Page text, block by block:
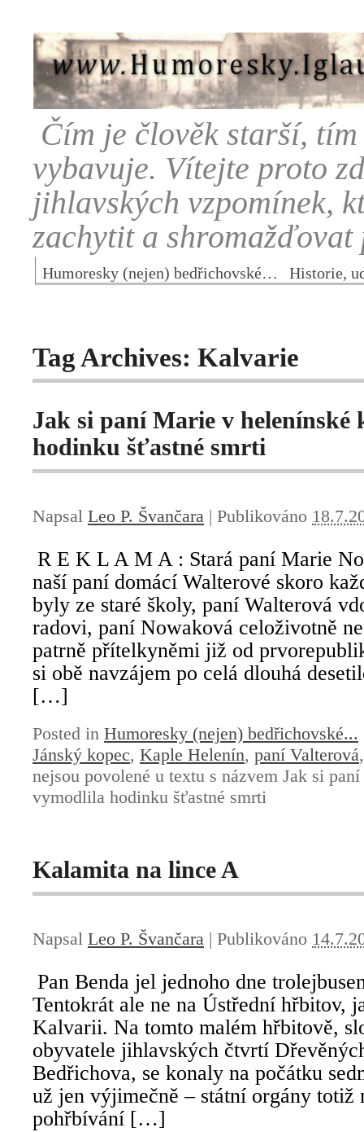
Čím je člověk starší,
vybavuje. Vítejte proto
jihlavských vzpomínek,
zachytit a
Humoresky (nejen) bedřichovské… Historie,
Tag Archives: Kalvarie
Jak si paní Marie v helenínské
hodinku šťastné smrti
Napsal Leo P. Švančara | Publikováno
R E K L A M A : Stará paní Marie
naší paní domácí Walterové skoro
byly ze staré školy, paní Walterová
radovi, paní Nowaková celoživotně
patrně přítelkyněmi již od
si obě navzájem po celá dlouhá
[…]
Posted in Humoresky (nejen) bedřichovské...
Jánský kopec, Kaple Helenín, paní Valterová
nejsou povolené u textu s názvem Jak si
vymodlila hodinku šťastné smrti
Kalamita na lince A
Napsal Leo P. Švančara | Publikováno
Pan Benda jel jednoho dne
Tentokrát ale ne na Ústřední hřbitov,
Kalvarii. Na tomto malém hřbitově,
obyvatele jihlavských čtvrtí
Bedřichova, se konaly na počátku
už jen výjimečně – státní orgány totiž
pohřbívání […]